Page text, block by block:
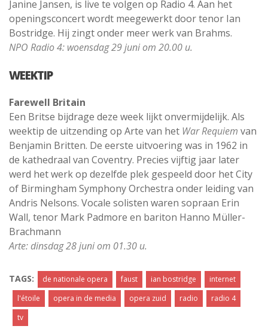
Janine Jansen, is live te volgen op Radio 4. Aan het
openingsconcert wordt meegewerkt door tenor Ian
Bostridge. Hij zingt onder meer werk van Brahms.
NPO Radio 4: woensdag 29 juni om 20.00 u.
WEEKTIP
Farewell Britain
Een Britse bijdrage deze week lijkt onvermijdelijk. Als
weektip de uitzending op Arte van het War Requiem van
Benjamin Britten. De eerste uitvoering was in 1962 in
de kathedraal van Coventry. Precies vijftig jaar later
werd het werk op dezelfde plek gespeeld door het City
of Birmingham Symphony Orchestra onder leiding van
Andris Nelsons. Vocale solisten waren sopraan Erin
Wall, tenor Mark Padmore en bariton Hanno Müller-
Brachmann
Arte: dinsdag 28 juni om 01.30 u.
TAGS: de nationale opera faust ian bostridge
internet
l'étoile
opera in de media opera zuid radio
radio 4
tv